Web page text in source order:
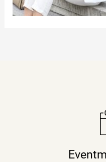
Moderatorin Christiane
unterhaltsam